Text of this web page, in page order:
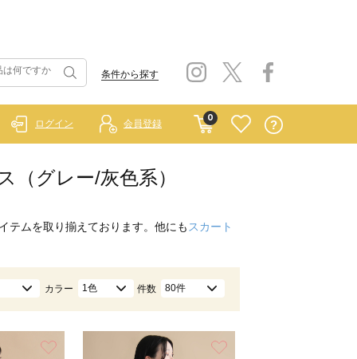
条件から探す
0
ログイン 会員登録
グレー/灰色系）
テムを取り揃えております。他にも スカート
カラー 1色 件数 80件